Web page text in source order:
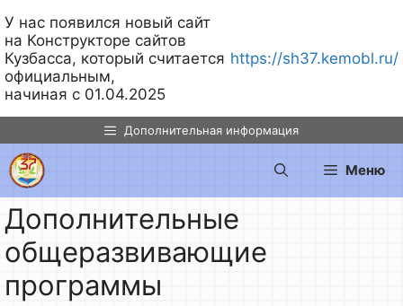
У нас появился новый сайт
на Конструкторе сайтов
Кузбасса, который считается
официальным,
начиная с 01.04.2025
https://sh37.kemobl.ru/
к
содержимому
Дополнительная информация
Меню
Дополнительные
общеразвивающие
программы